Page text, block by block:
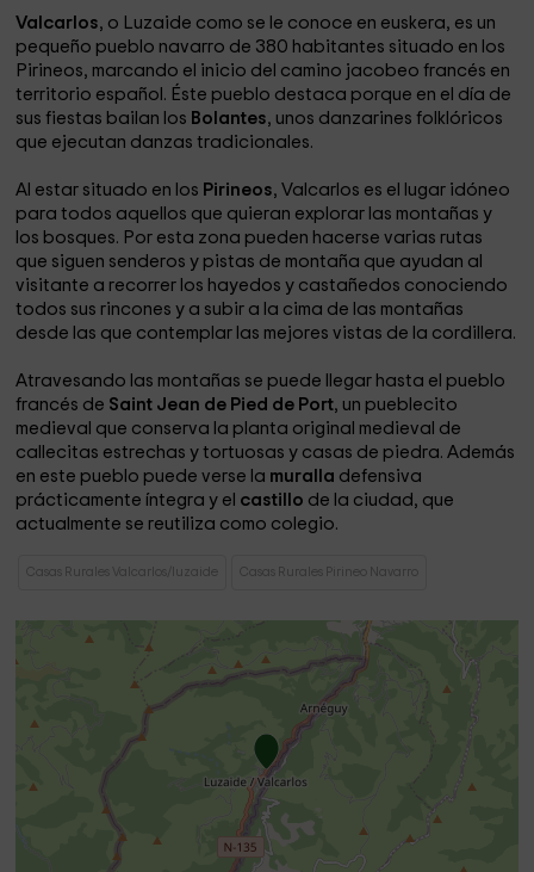
Valcarlos, o Luzaide como se le conoce en euskera, es un
pequeño pueblo navarro de 380 habitantes situado en los
Pirineos, marcando el inicio del camino jacobeo francés en
territorio español. Éste pueblo destaca porque en el día de
sus fiestas bailan los Bolantes, unos danzarines folklóricos
que ejecutan danzas tradicionales.
Al estar situado en los Pirineos, Valcarlos es el lugar idóneo
para todos aquellos que quieran explorar las montañas y
los bosques. Por esta zona pueden hacerse varias rutas
que siguen senderos y pistas de montaña que ayudan al
visitante a recorrer los hayedos y castañedos conociendo
todos sus rincones y a subir a la cima de las montañas
desde las que contemplar las mejores vistas de la cordillera.
Atravesando las montañas se puede llegar hasta el pueblo
francés de Saint Jean de Pied de Port, un pueblecito
medieval que conserva la planta original medieval de
callecitas estrechas y tortuosas y casas de piedra. Además
en este pueblo puede verse la muralla defensiva
prácticamente íntegra y el castillo de la ciudad, que
actualmente se reutiliza como colegio.
Casas Rurales Valcarlos/luzaide Casas Rurales Pirineo Navarro